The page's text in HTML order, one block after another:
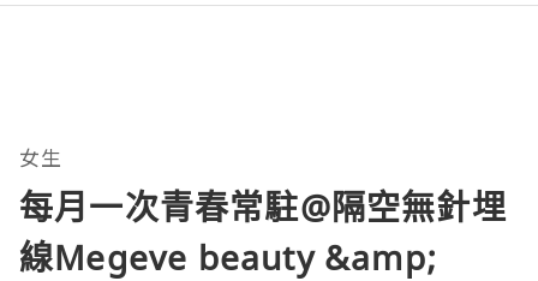
女生
每月一次青春常駐@隔空無針埋
線Megeve beauty &amp;